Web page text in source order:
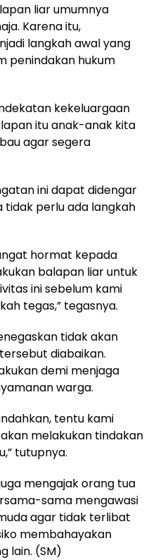
liar umumnya
Karena itu,
langkah awal yang
penindakan hukum
kekeluargaan
itu anak-anak kita
agar segera
ini dapat didengar
tidak perlu ada langkah
hormat kepada
balapan liar untuk
ini sebelum kami
tegas,” tegasnya.
tidak akan
diabaikan.
demi menjaga
warga.
tentu kami
melakukan tindakan
tutupnya.
mengajak orang tua
sama mengawasi
agar tidak terlibat
membahayakan
lain. (SM)